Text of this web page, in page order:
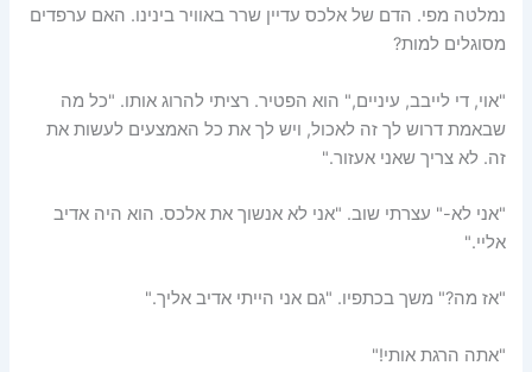
נמלטה מפי. הדם של אלכס עדיין שרר באוויר בינינו. האם ערפדים
מסוגלים למות?
"אוי, די לייבב, עיניים," הוא הפטיר. רציתי להרוג אותו. "כל מה
שבאמת דרוש לך זה לאכול, ויש לך את כל האמצעים לעשות את
זה. לא צריך שאני אעזור."
"אני לא-" עצרתי שוב. "אני לא אנשוך את אלכס. הוא היה אדיב
אליי."
"אז מה?" משך בכתפיו. "גם אני הייתי אדיב אליך."
"אתה הרגת אותי!"